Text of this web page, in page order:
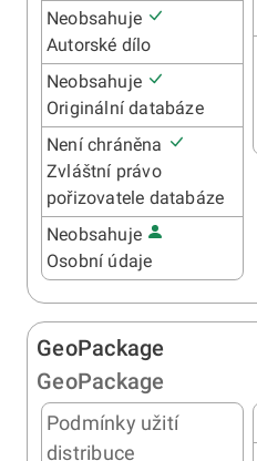
Neobsahuje
Autorské dílo
Neobsahuje
Originální databáze
Není chráněna
Zvláštní právo
pořizovatele databáze
Neobsahuje
Osobní údaje
GeoPackage
GeoPackage
Podmínky užití
distribuce